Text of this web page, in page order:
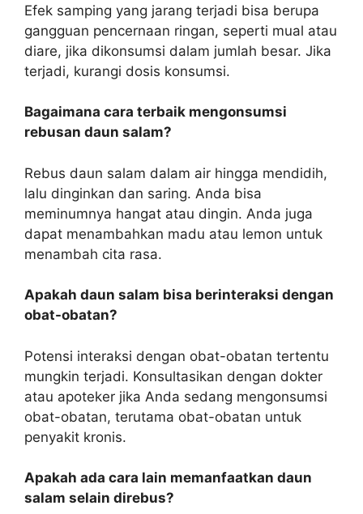
Efek samping yang jarang terjadi bisa berupa
gangguan pencernaan ringan, seperti mual atau
diare, jika dikonsumsi dalam jumlah besar. Jika
terjadi, kurangi dosis konsumsi.
Bagaimana cara terbaik mengonsumsi
rebusan daun salam?
Rebus daun salam dalam air hingga mendidih,
lalu dinginkan dan saring. Anda bisa
meminumnya hangat atau dingin. Anda juga
dapat menambahkan madu atau lemon untuk
menambah cita rasa.
Apakah daun salam bisa berinteraksi dengan
obat-obatan?
Potensi interaksi dengan obat-obatan tertentu
mungkin terjadi. Konsultasikan dengan dokter
atau apoteker jika Anda sedang mengonsumsi
obat-obatan, terutama obat-obatan untuk
penyakit kronis.
Apakah ada cara lain memanfaatkan daun
salam selain direbus?